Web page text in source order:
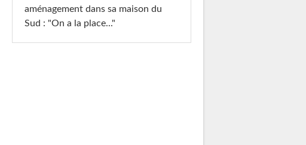
aménagement dans sa maison du
Sud : "On a la place..."